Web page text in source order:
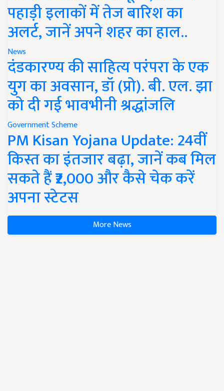
पहाड़ी इलाकों में तेज बारिश का
अलर्ट, जानें अपने शहर का हाल..
News
दंडकारण्य की साहित्य परंपरा के एक
युग का अवसान, डॉ (प्रो). बी. एल. झा
को दी गई भावभीनी श्रद्धांजलि
Government Scheme
PM Kisan Yojana Update: 24वीं
किस्त का इंतजार बढ़ा, जानें कब मिल
सकते हैं ₹2,000 और कैसे चेक करें
अपना स्टेटस
More News